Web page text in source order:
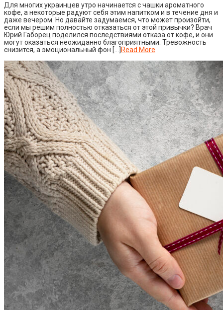
Для многих украинцев утро начинается с чашки ароматного
кофе, а некоторые радуют себя этим напитком и в течение дня и
даже вечером. Но давайте задумаемся, что может произойти,
если мы решим полностью отказаться от этой привычки? Врач
Юрий Габорец поделился последствиями отказа от кофе, и они
могут оказаться неожиданно благоприятными: Тревожность
снизится, а эмоциональный фон […]Read More